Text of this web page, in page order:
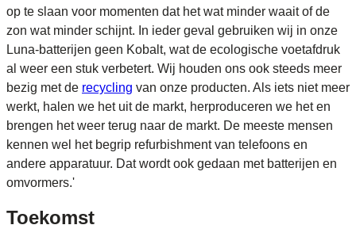
op te slaan voor momenten dat het wat minder waait of de
zon wat minder schijnt. In ieder geval gebruiken wij in onze
Luna-batterijen geen Kobalt, wat de ecologische voetafdruk
al weer een stuk verbetert. Wij houden ons ook steeds meer
bezig met de recycling van onze producten. Als iets niet meer
werkt, halen we het uit de markt, herproduceren we het en
brengen het weer terug naar de markt. De meeste mensen
kennen wel het begrip refurbishment van telefoons en
andere apparatuur. Dat wordt ook gedaan met batterijen en
omvormers.'
Toekomst